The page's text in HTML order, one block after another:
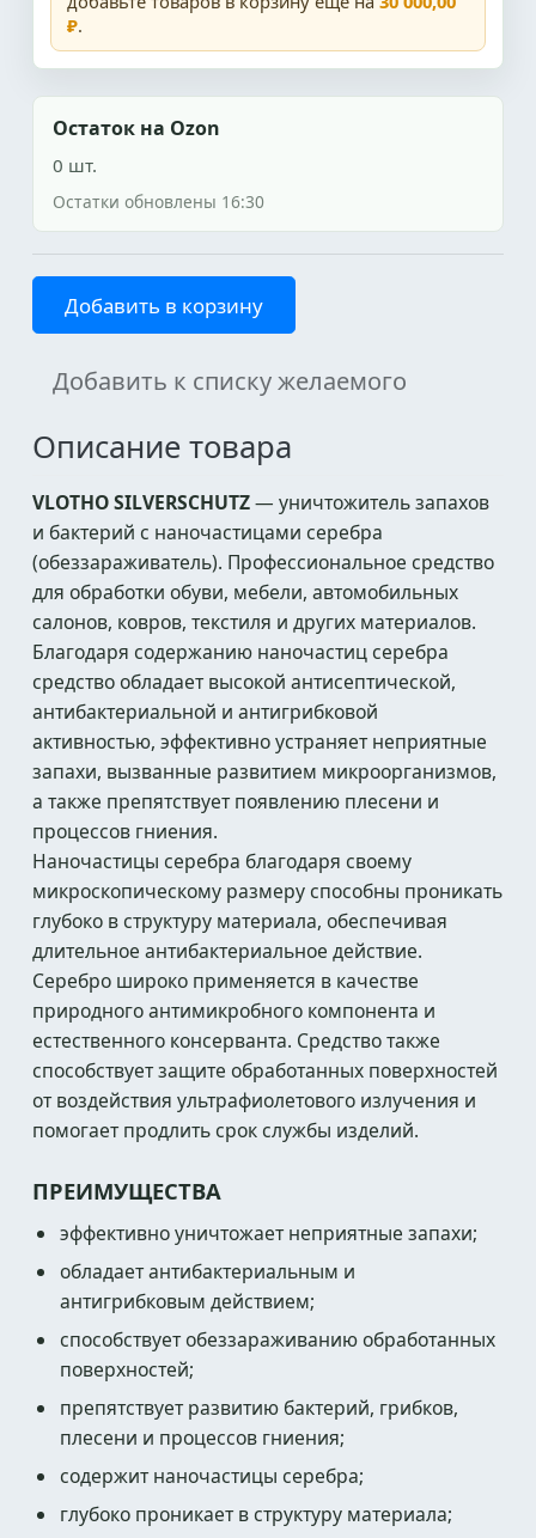
₽.
Остаток на Ozon
0 шт.
Остатки обновлены 16:30
Добавить в корзину
Добавить к списку желаемого
Описание товара
VLOTHO SILVERSCHUTZ— уничтожитель запахов
и бактерий с наночастицами серебра
(обеззараживатель). Профессиональное средство
для обработки обуви, мебели, автомобильных
салонов, ковров, текстиля и других материалов.
Благодаря содержанию наночастиц серебра
средство обладает высокой антисептической,
антибактериальной и антигрибковой
активностью, эффективно устраняет неприятные
запахи, вызванные развитием микроорганизмов,
а также препятствует появлению плесени и
процессов гниения.
Наночастицы серебра благодаря своему
микроскопическому размеру способны проникать
глубоко в структуру материала, обеспечивая
длительное антибактериальное действие.
Серебро широко применяется в качестве
природного антимикробного компонента и
естественного консерванта. Средство также
способствует защите обработанных поверхностей
от воздействия ультрафиолетового излучения и
помогает продлить срок службы изделий.
ПРЕИМУЩЕСТВА
эффективно уничтожает неприятные запахи;
обладает антибактериальным и
антигрибковым действием;
способствует обеззараживанию обработанных
поверхностей;
препятствует развитию бактерий, грибков,
плесени и процессов гниения;
содержит наночастицы серебра;
глубоко проникает в структуру материала;